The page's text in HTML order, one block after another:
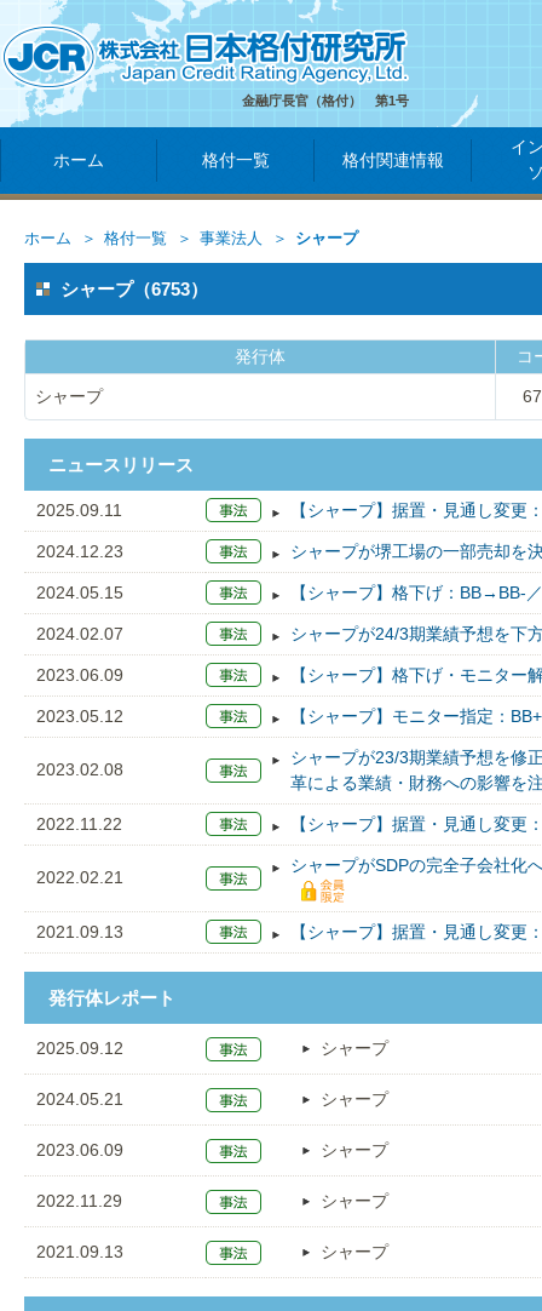
金融庁長官（格付） 第1号
ホーム 格付一覧 格付関連情報
イ
ホーム 格付一覧 事業法人 シャープ
シャープ（6753）
発行体 コ
シャープ
ニュースリリース
2025.09.11 【シャープ】据置・見通し変
2024.12.23 シャープが堺工場の一部売却を
2024.05.15 【シャープ】格下げ：BB→BB-
2024.02.07 シャープが24/3期業績予想を下
2023.06.09 【シャープ】格下げ・モニタ
2023.05.12 【シャープ】モニター指定：
2023.02.08
シャープが23/3期業績予想を修
革による業績・財務への影響を
2022.11.22 【シャープ】据置・見通し変
2022.02.21
シャープがSDPの完全子会社化
2021.09.13 【シャープ】据置・見通し変
発行体レポート
2025.09.12 シャープ
2024.05.21 シャープ
2023.06.09 シャープ
2022.11.29 シャープ
2021.09.13 シャープ